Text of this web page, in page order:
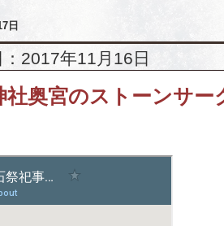
日
2017年11月16日
社奥宮のストーンサー